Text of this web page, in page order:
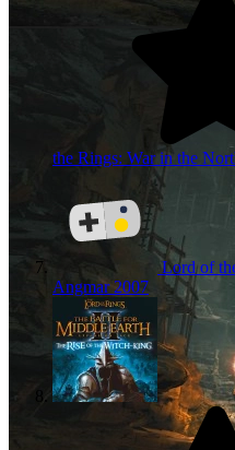
the Rings: War in the
Lord of
Angmar2007